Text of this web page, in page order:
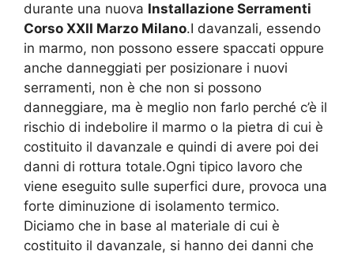
durante una nuova Installazione Serramenti
Corso XXII Marzo Milano.I davanzali, essendo
in marmo, non possono essere spaccati oppure
anche danneggiati per posizionare i nuovi
serramenti, non è che non si possono
danneggiare, ma è meglio non farlo perché c’è il
rischio di indebolire il marmo o la pietra di cui è
costituito il davanzale e quindi di avere poi dei
danni di rottura totale.Ogni tipico lavoro che
viene eseguito sulle superfici dure, provoca una
forte diminuzione di isolamento termico.
Diciamo che in base al materiale di cui è
costituito il davanzale, si hanno dei danni che